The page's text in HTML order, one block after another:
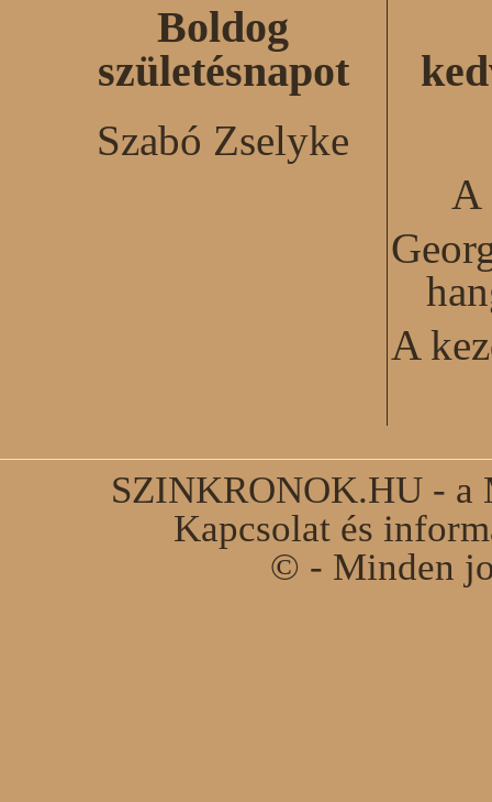
Boldog
születésnapot
Szabó Zselyke
A
A
SZINKRONOK.HU - a
Kapcsolat és
© - Minden